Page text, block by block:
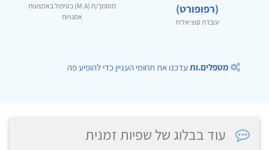
(רפופורט)
עובדת סוציאלית
מוסמך/ת (M.A) בטיפול באמצעות
אמנויות
מטפלים.ותעדכנו את תחומי העניין כדי להופיע פה
עוד בבלוג של שפיות זמנית